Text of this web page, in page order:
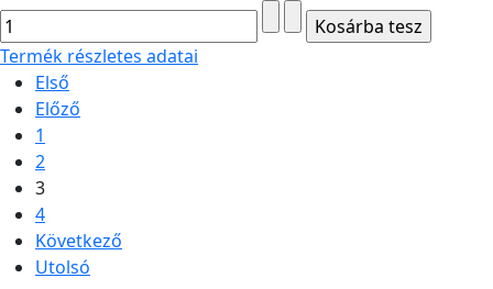
Termék részletes adatai
Első
Előző
1
2
3
4
Következő
Utolsó